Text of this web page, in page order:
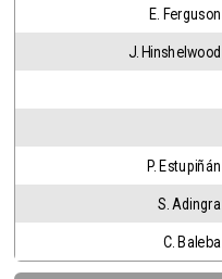
E. Ferguson
J. Hinshelwood
P. Estupiñán
S. Adingra
C. Baleba